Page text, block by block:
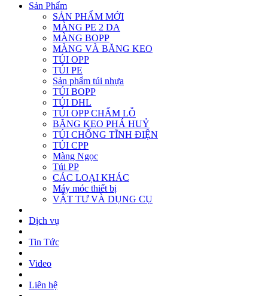
Sản Phẩm
SẢN PHẨM MỚI
MÀNG PE 2 DA
MÀNG BOPP
MÀNG VÀ BĂNG KEO
TÚI OPP
TÚI PE
Sản phẩm túi nhựa
TÚI BOPP
TÚI DHL
TÚI OPP CHẤM LỖ
BĂNG KEO PHÁ HUỶ
TÚI CHỐNG TĨNH ĐIỆN
TÚI CPP
Màng Ngọc
Túi PP
CÁC LOẠI KHÁC
Máy móc thiết bị
VẬT TƯ VÀ DỤNG CỤ
Dịch vụ
Tin Tức
Video
Liên hệ